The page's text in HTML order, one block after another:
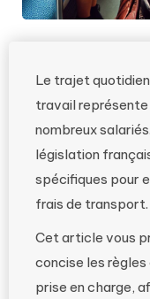
Le trajet
travail représente
nombreux
législation
spécifiques pour
frais de transport.
Cet article vous
concise les
prise en charge,